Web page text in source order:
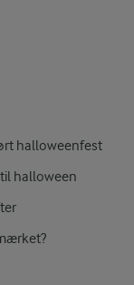
halloweenfest
halloween